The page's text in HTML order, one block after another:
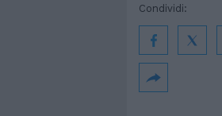
Condividi: